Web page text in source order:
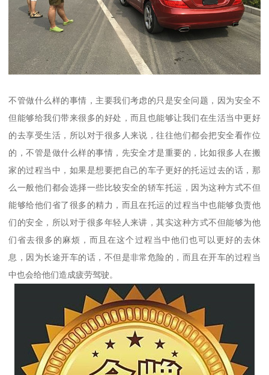
不管做什么样的事情，主要我们考虑的只是安全问题，因为安全不
但能够给我们带来很多的好处，而且也能够让我们在生活当中更好
的去享受生活，所以对于很多人来说，往往他们都会把安全看作位
的，不管是做什么样的事情，先安全才是重要的，比如很多人在搬
家的过程当中，如果是想要把自己的车子更好的托运过去的话，那
么一般他们都会选择一些比较安全的轿车托运，因为这种方式不但
能够给他们省了很多的精力，而且在托运的过程当中也能够负责他
们的安全，所以对于很多年轻人来讲，其实这种方式不但能够为他
们省去很多的麻烦，而且在这个过程当中他们也可以更好的去休
息，因为长途开车的话，不但是非常危险的，而且在开车的过程当
中也会给他们造成疲劳驾驶。